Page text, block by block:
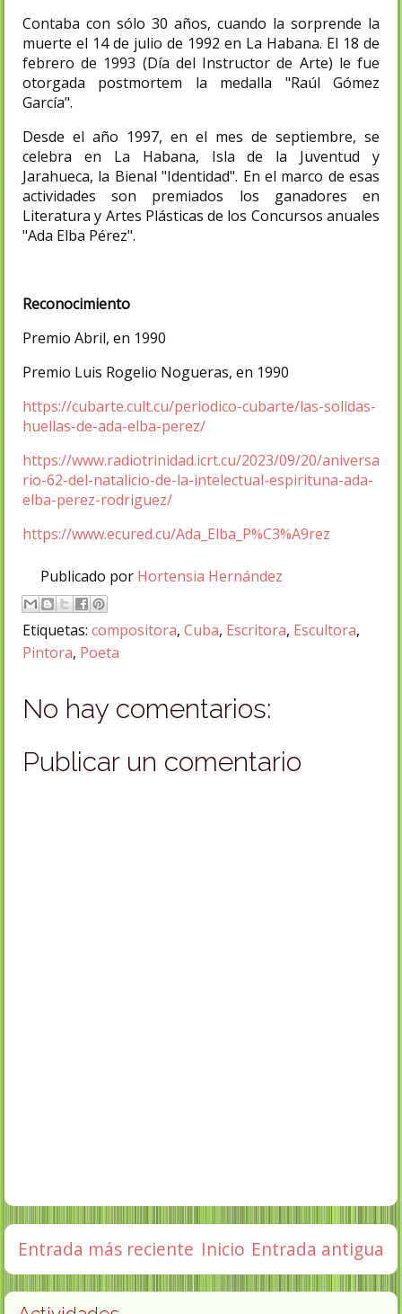
Contaba con sólo 30 años, cuando la sorprende la
muerte el 14 de julio de 1992 en La Habana. El 18 de
febrero de 1993 (Día del Instructor de Arte) le fue
otorgada postmortem la medalla "Raúl Gómez
García".
Desde el año 1997, en el mes de septiembre, se
celebra en La Habana, Isla de la Juventud y
Jarahueca, la Bienal "Identidad". En el marco de esas
actividades son premiados los ganadores en
Literatura y Artes Plásticas de los Concursos anuales
"Ada Elba Pérez".
Reconocimiento
Premio Abril, en 1990
Premio Luis Rogelio Nogueras, en 1990
https://cubarte.cult.cu/periodico-cubarte/las-solidas-
huellas-de-ada-elba-perez/
https://www.radiotrinidad.icrt.cu/2023/09/20/aniversa
rio-62-del-natalicio-de-la-intelectual-espirituna-ada-
elba-perez-rodriguez/
https://www.ecured.cu/Ada_Elba_P%C3%A9rez
Publicado por Hortensia Hernández
Etiquetas: compositora, Cuba, Escritora, Escultora,
Pintora, Poeta
No hay comentarios:
Publicar un comentario
Entrada más reciente Entrada antigua
Inicio